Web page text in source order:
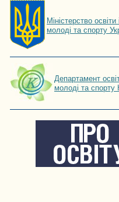
Мiнiстерство освiти
молоді та спорту
Департамент
молоді та спорту